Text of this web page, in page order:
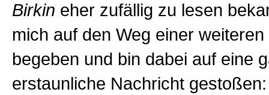
Birkin eher zufällig zu lesen
mich auf den Weg einer
begeben und bin dabei auf eine
erstaunliche Nachricht